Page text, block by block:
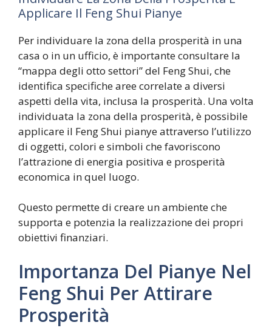
Applicare Il Feng Shui Pianye
Per individuare la zona della prosperità in una
casa o in un ufficio, è importante consultare la
“mappa degli otto settori” del Feng Shui, che
identifica specifiche aree correlate a diversi
aspetti della vita, inclusa la prosperità. Una volta
individuata la zona della prosperità, è possibile
applicare il Feng Shui pianye attraverso l’utilizzo
di oggetti, colori e simboli che favoriscono
l’attrazione di energia positiva e prosperità
economica in quel luogo.
Questo permette di creare un ambiente che
supporta e potenzia la realizzazione dei propri
obiettivi finanziari.
Importanza Del Pianye Nel
Feng Shui Per Attirare
Prosperità